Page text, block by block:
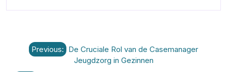
Berichtnavigatie
Previous: De Cruciale Rol van de Casemanager
Jeugdzorg in Gezinnen